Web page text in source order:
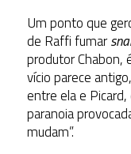
Um ponto que
de Raffi fumar
produtor Chabon,
vício parece
entre ela e
paranoia
mudam”.